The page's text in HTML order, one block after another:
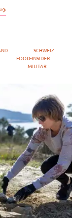
SCHWEIZ
FOOD-INSIDER
MILITÄR